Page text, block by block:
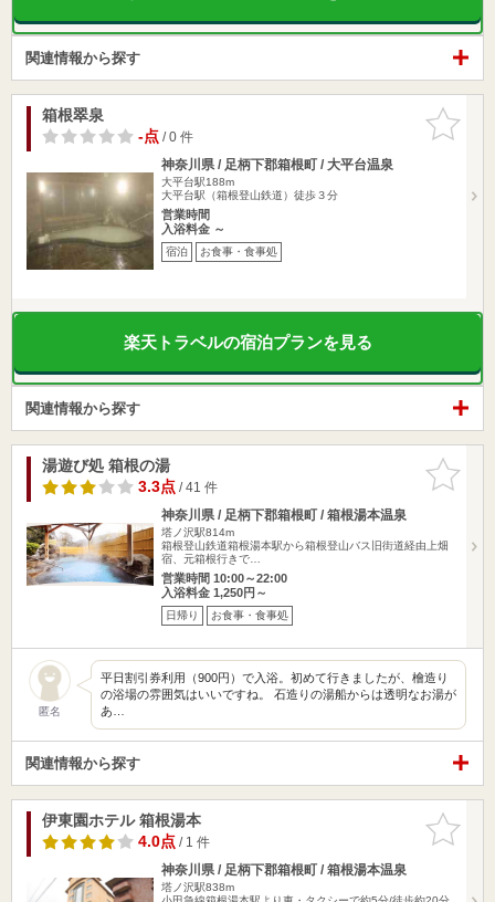
関連情報から探す
お気に入
りに追加
箱根翠泉
-点/ 0 件
神奈川県 / 足柄下郡箱根町 / 大平台温泉
大平台駅188m
大平台駅（箱根登山鉄道）徒歩３分
営業時間
入浴料金 ～
宿泊 お食事・食事処
楽天トラベルの宿泊プランを見る
関連情報から探す
お気に入
りに追加
湯遊び処 箱根の湯
3.3点/ 41 件
神奈川県 / 足柄下郡箱根町 / 箱根湯本温泉
塔ノ沢駅814m
箱根登山鉄道箱根湯本駅から箱根登山バス旧街道経由上畑
宿、元箱根行きで…
営業時間 10:00～22:00
入浴料金 1,250円～
日帰り お食事・食事処
匿名
平日割引券利用（900円）で入浴。初めて行きましたが、檜造り
の浴場の雰囲気はいいですね。 石造りの湯船からは透明なお湯が
あ…
関連情報から探す
お気に入
りに追加
伊東園ホテル 箱根湯本
4.0点/ 1 件
神奈川県 / 足柄下郡箱根町 / 箱根湯本温泉
塔ノ沢駅838m